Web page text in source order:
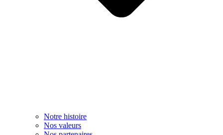
Notre histoire
Nos valeurs